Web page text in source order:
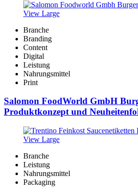
View Large
Branche
Branding
Content
Digital
Leistung
Nahrungsmittel
Print
Salomon FoodWorld GmbH
Produktkonzept und
View Large
Branche
Leistung
Nahrungsmittel
Packaging